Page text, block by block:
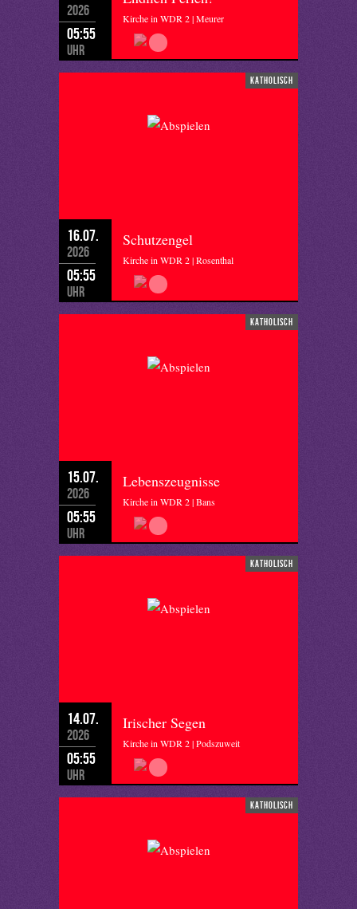
2026
05:55
Uhr
Kirche in WDR 2 | Meurer
katholisch
16.07.
2026
05:55
Uhr
Schutzengel
Kirche in WDR 2 | Rosenthal
katholisch
15.07.
2026
05:55
Uhr
Lebenszeugnisse
Kirche in WDR 2 | Bans
katholisch
14.07.
2026
05:55
Uhr
Irischer Segen
Kirche in WDR 2 | Podszuweit
katholisch